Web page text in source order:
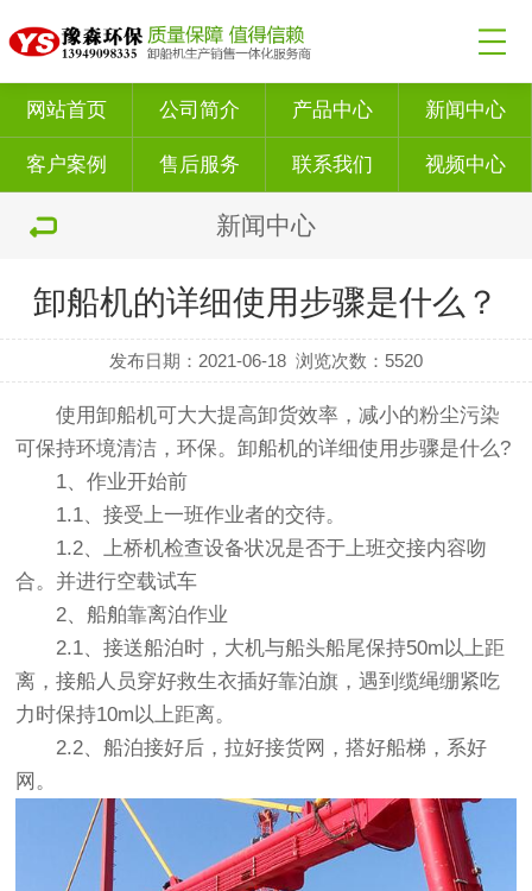
网站首页 公司简介 产品中心 新闻中心
客户案例 售后服务 联系我们 视频中心
新闻中心
卸船机的详细使用步骤是什么？
发布日期：2021-06-18 浏览次数： 5520
使用卸船机可大大提高卸货效率，减小的粉尘污染
可保持环境清洁，环保。卸船机的详细使用步骤是什么?
1、作业开始前
1.1、接受上一班作业者的交待。
1.2、上桥机检查设备状况是否于上班交接内容吻
合。并进行空载试车
2、船舶靠离泊作业
2.1、接送船泊时，大机与船头船尾保持50m以上距
离，接船人员穿好救生衣插好靠泊旗，遇到缆绳绷紧吃
力时保持10m以上距离。
2.2、船泊接好后，拉好接货网，搭好船梯，系好
网。